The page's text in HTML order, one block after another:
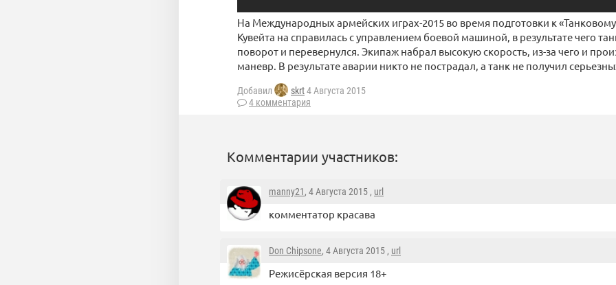
На Международных армейских играх-2015 во время подготовки к
Кувейта на справилась с управлением боевой машиной, в результате чего
поворот и перевернулся. Экипаж набрал высокую скорость, из-за чего и
маневр. В результате аварии никто не пострадал, а танк не получил
Добавил skrt4 Августа 2015
4 комментария
Комментарии участников:
manny21, 4 Августа 2015 , url
комментатор красава
Don Chipsone, 4 Августа 2015 , url
Режисёрская версия 18+